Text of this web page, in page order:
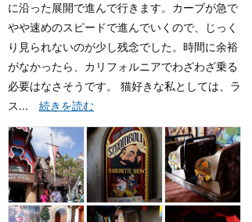
に沿った展開で進んで行きます。カーブが急で
やや速めのスピードで進んでいくので、じっく
り見られないのが少し残念でした。時間に余裕
がなかったら、カリフォルニアでわざわざ乗る
必要はなさそうです。 猫好きな私としては、ラ
ス... 続きを読む